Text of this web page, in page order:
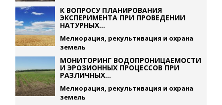
К ВОПРОСУ ПЛАНИРОВАНИЯ
ЭКСПЕРИМЕНТА ПРИ ПРОВЕДЕНИИ
НАТУРНЫХ...
Мелиорация, рекультивация и охрана
земель
МОНИТОРИНГ ВОДОПРОНИЦАЕМОСТИ
И ЭРОЗИОННЫХ ПРОЦЕССОВ ПРИ
РАЗЛИЧНЫХ...
Мелиорация, рекультивация и охрана
земель